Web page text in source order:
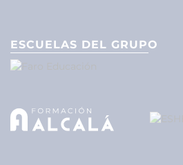
ESCUELAS DEL GRUPO